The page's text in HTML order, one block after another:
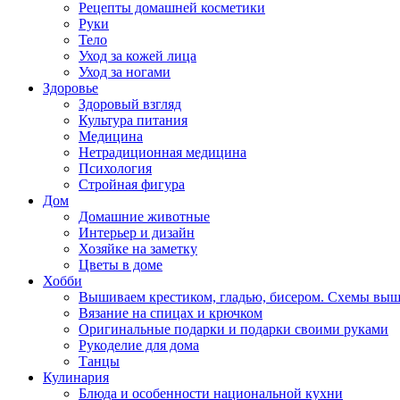
Рецепты домашней косметики
Руки
Тело
Уход за кожей лица
Уход за ногами
Здоровье
Здоровый взгляд
Культура питания
Медицина
Нетрадиционная медицина
Психология
Стройная фигура
Дом
Домашние животные
Интерьер и дизайн
Хозяйке на заметку
Цветы в доме
Хобби
Вышиваем крестиком, гладью, бисером. Схемы
Вязание на спицах и крючком
Оригинальные подарки и подарки своими руками
Рукоделие для дома
Танцы
Кулинария
Блюда и особенности национальной кухни